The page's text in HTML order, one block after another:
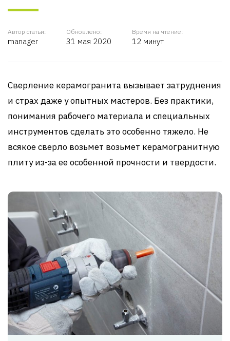
Автор статьи:
manager
Обновлено:
31 мая 2020
Время на чтение:
12 минут
Сверление керамогранита вызывает затруднения
и страх даже у опытных мастеров. Без практики,
понимания рабочего материала и специальных
инструментов сделать это особенно тяжело. Не
всякое сверло возьмет возьмет керамогранитную
плиту из-за ее особенной прочности и твердости.